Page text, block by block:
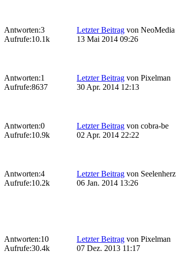
Antworten:3
Aufrufe:10.1k
Letzter Beitrag von NeoMedia
13 Mai 2014 09:26
Antworten:1
Aufrufe:8637
Letzter Beitrag von Pixelman
30 Apr. 2014 12:13
Antworten:0
Aufrufe:10.9k
Letzter Beitrag von cobra-be
02 Apr. 2014 22:22
Antworten:4
Aufrufe:10.2k
Letzter Beitrag von Seelenherz
06 Jan. 2014 13:26
Antworten:10
Aufrufe:30.4k
Letzter Beitrag von Pixelman
07 Dez. 2013 11:17